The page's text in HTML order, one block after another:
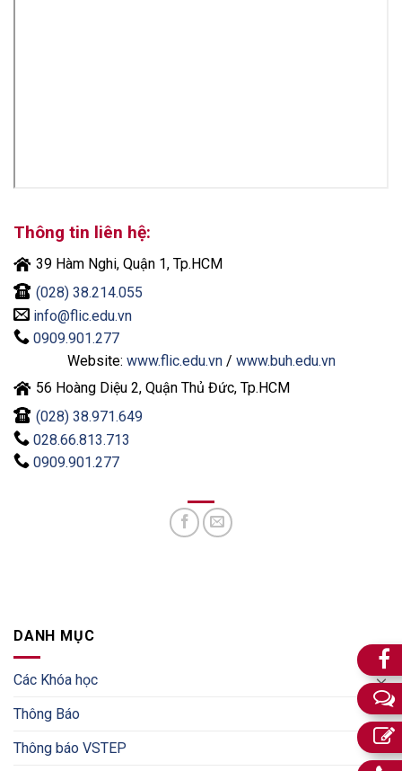
Thông tin liên hệ:
39 Hàm Nghi, Quận 1, Tp.HCM
(028) 38.214.055
info@flic.edu.vn
0909.901.277
Website: www.flic.edu.vn/ www.buh.edu.vn
56 Hoàng Diệu 2, Quận Thủ Đức, Tp.HCM
(028) 38.971.649
028.66.813.713
0909.901.277
DANH MỤC
Các Khóa học
Thông Báo
Thông báo VSTEP